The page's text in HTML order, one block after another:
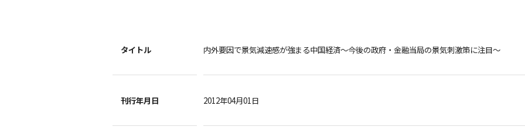
タイトル 内外要因で景気減速感が強まる中国経済～今後の政府・金融当局の景気刺激策に注目～
刊行年月日 2012年04月01日